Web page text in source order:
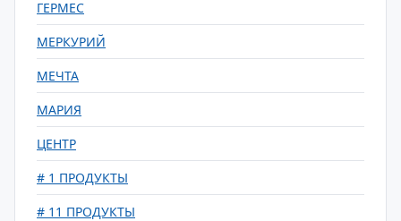
ГЕРМЕС
МЕРКУРИЙ
МЕЧТА
МАРИЯ
ЦЕНТР
# 1 ПРОДУКТЫ
# 11 ПРОДУКТЫ